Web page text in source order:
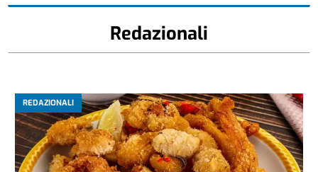
Redazionali
REDAZIONALI